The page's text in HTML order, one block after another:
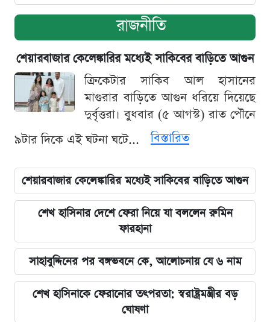
রাজনীতি
শেয়ারবাজার কেলেঙ্কারির মধ্যেই সাকিবের বাড়িতে আগুন
ক্রিকেটার সাকিব আল হাসানের
মাগুরার বাড়িতে আগুন ধরিয়ে দিয়েছে
দুর্বৃত্তরা। বুধবার (৫ আগস্ট) রাত পৌনে
৯টার দিকে এই ঘটনা ঘটে...
বিস্তারিত
শেয়ারবাজার কেলেঙ্কারির মধ্যেই সাকিবের বাড়িতে আগুন
শেখ হাসিনার দেশে ফেরা নিয়ে যা বললেন রুমিন
ফারহানা
সাহাবুদ্দিনের পর বঙ্গভবনে কে, আলোচনায় যে ৬ নাম
শেখ হাসিনাকে ফেরানোর তৎপরতা: স্বরাষ্ট্রমন্ত্রীর বড়
ঘোষণা